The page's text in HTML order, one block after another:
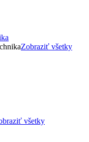
Zobraziť všetky
všetky